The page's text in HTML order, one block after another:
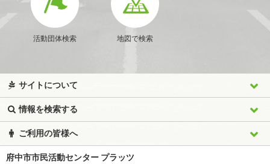
活動団体検索 地図で検索
サイトについて
情報を検索する
ご利用の皆様へ
府中市市民活動センター プラッツ